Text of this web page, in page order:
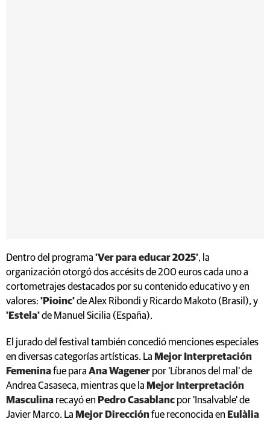
Dentro del programa 'Ver para educar 2025', la
organización otorgó dos accésits de 200 euros cada uno a
cortometrajes destacados por su contenido educativo y en
valores: 'Pioinc'de Alex Ribondi y Ricardo Makoto (Brasil), y
'Estela'de Manuel Sicilia (España).
El jurado del festival también concedió menciones especiales
en diversas categorías artísticas. La Mejor Interpretación
Femeninafue para Ana Wagener por 'Líbranos del mal' de
Andrea Casaseca, mientras que la Mejor Interpretación
Masculina recayó en Pedro Casablanc por 'Insalvable' de
Javier Marco. La Mejor Direcciónfue reconocida en Eulàlia